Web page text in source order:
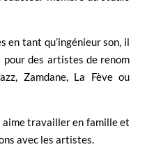
en tant qu’ingénieur son, il
pour des artistes de renom
Zamdane, La Fève ou
aime travailler en famille et
avec les artistes.